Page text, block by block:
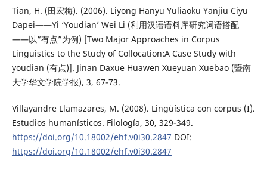
Tian, H. (田宏梅). (2006). Liyong Hanyu Yuliaoku Yanjiu Ciyu
Dapei——Yi ‘Youdian’ Wei Li (利用汉语语料库研究词语搭配
——以“有点”为例) [Two Major Approaches in Corpus
Linguistics to the Study of Collocation:A Case Study with
youdian (有点)]. Jinan Daxue Huawen Xueyuan Xuebao (暨南
大学华文学院学报), 3, 67-73.
Villayandre Llamazares, M. (2008). Lingüística con corpus (I).
Estudios humanísticos. Filología, 30, 329-349.
https://doi.org/10.18002/ehf.v0i30.2847 DOI:
https://doi.org/10.18002/ehf.v0i30.2847